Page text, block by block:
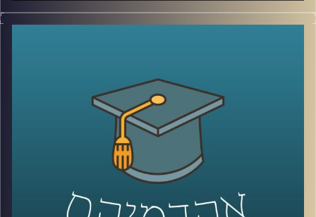
דוקטור אלכס בכר-פוקס מספר על סוגי
התערבות: שיקומית, מגרה והתערבות מסוג
אימון קוגנטיבי. מה הקשר של כל אלה לחוש
הריח? כנראה שתגלו אם תשתמשו בחוש
AudioVersity